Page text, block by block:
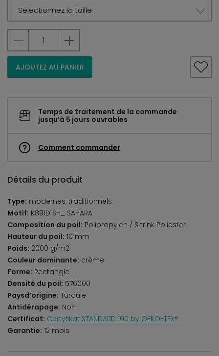
Sélectionnez la taille
AJOUTEZ AU PANIER
Temps de traitement de la commande
jusqu’à 5 jours ouvrables
Comment commander
Détails du produit
Type: modernes, traditionnels
Motif: K891D SH_ SAHARA
Composition du poil: Polipropylen / Shrink Poliester
Hauteur du poil: 10 mm
Poids: 2000 g/m2
Couleur dominante: crème
Forme: Rectangle
Densité du poil: 576000
Paysd’origine: Turquie
Antidérapage: Non
Certificat: Certyfikat STANDARD 100 by OEKO-TEX®
Garantie: 12 mois